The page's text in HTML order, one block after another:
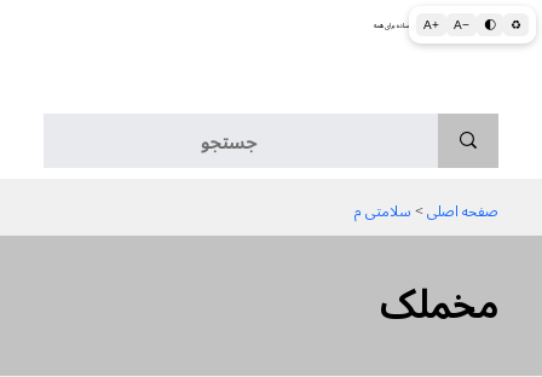
A+ A− 🌓 ♻ اطلاعات پزشکی و بهداشتی به زبان ساده برای همه
مخملک
صفحه اصلی > سلامتی م